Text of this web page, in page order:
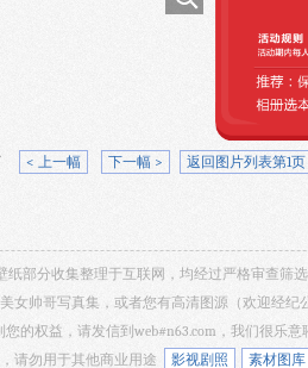
< 上一幅 下一幅 > 返回图片列表第1页
部分收集整理于互联网，均经过严格审查筛
帅哥写真集，或者您有高清图源（欢迎经纪
的权益，请发信到web#n63.com，我们很乐
请勿用于其他商业用途
影视剧照 素材图库